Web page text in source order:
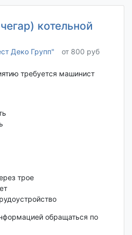
котельной
Деко Групп" от 800 руб
требуется машинист
трое
обращаться по